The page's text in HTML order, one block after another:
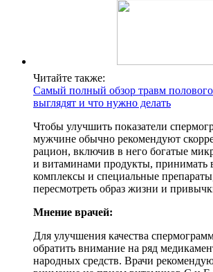
Читайте также:
Самый полный обзор травм
выглядят и что нужно делать
Чтобы улучшить показатели
мужчине обычно рекомендуют
рацион, включив в него богатые
и витаминами продукты, принимать
комплексы и специальные
пересмотреть образ жизни и
Мнение врачей:
Для улучшения качества
обратить внимание на ряд
народных средств. Врачи